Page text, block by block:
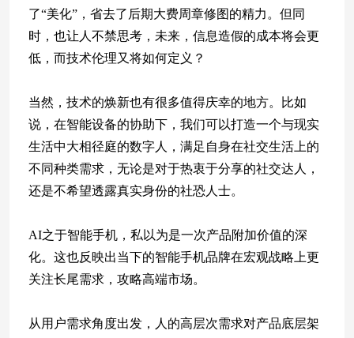
了“美化”，省去了后期大费周章修图的精力。但同
时，也让人不禁思考，未来，信息造假的成本将会更
低，而技术伦理又将如何定义？
当然，技术的焕新也有很多值得庆幸的地方。比如
说，在智能设备的协助下，我们可以打造一个与现实
生活中大相径庭的数字人，满足自身在社交生活上的
不同种类需求，无论是对于热衷于分享的社交达人，
还是不希望透露真实身份的社恐人士。
AI之于智能手机，私以为是一次产品附加价值的深
化。这也反映出当下的智能手机品牌在宏观战略上更
关注长尾需求，攻略高端市场。
从用户需求角度出发，人的高层次需求对产品底层架